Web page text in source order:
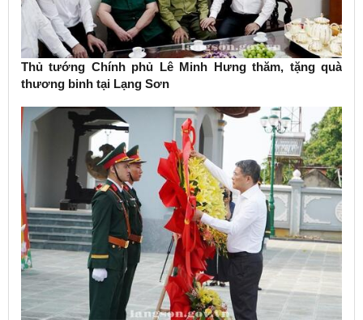
Thủ tướng Chính phủ Lê Minh Hưng thăm, tặng quà
thương binh tại Lạng Sơn